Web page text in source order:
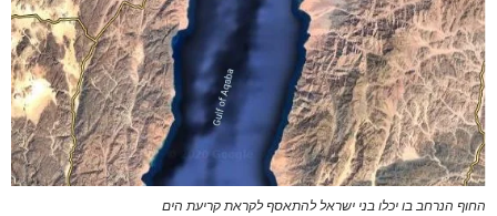
החוף הנרחב בו יכלו בני ישראל להתאסף לקראת קריעת הים